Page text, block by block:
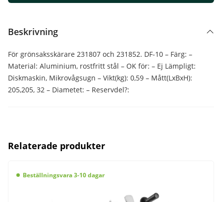
Beskrivning
För grönsaksskärare 231807 och 231852. DF-10 – Färg: –
Material: Aluminium, rostfritt stål – OK för: – Ej Lämpligt:
Diskmaskin, Mikrovågsugn – Vikt(kg): 0,59 – Mått(LxBxH):
205,205, 32 – Diametet: – Reservdel?:
Relaterade produkter
Beställningsvara 3-10 dagar